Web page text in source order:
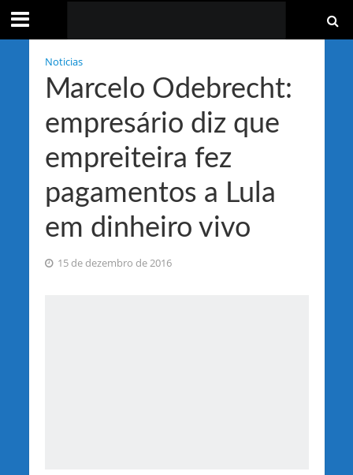
Noticias
Marcelo Odebrecht:
empresário diz que
empreiteira fez
pagamentos a Lula
em dinheiro vivo
15 de dezembro de 2016